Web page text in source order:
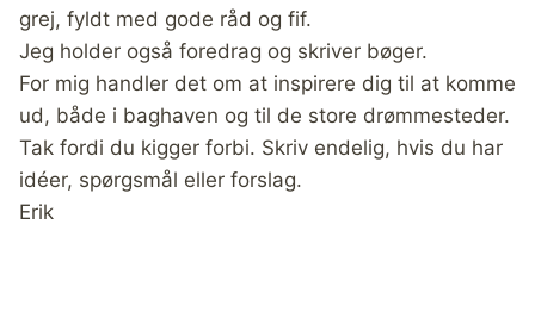
grej, fyldt med gode råd og fif.
Jeg holder også foredrag og skriver bøger.
For mig handler det om at inspirere dig til at komme
ud, både i baghaven og til de store drømmesteder.
Tak fordi du kigger forbi. Skriv endelig, hvis du har
idéer, spørgsmål eller forslag.
Erik